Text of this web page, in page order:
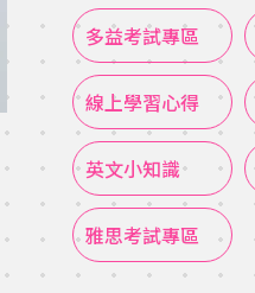
多益考試專區
線上學習心得
英文小知識
雅思考試專區